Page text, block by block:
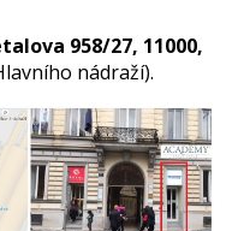
958/27, 11000,
nádraží).